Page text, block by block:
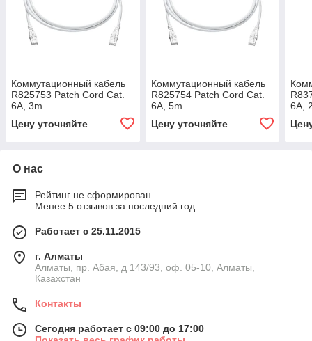
Коммутационный кабель
R825753 Patch Cord Cat.
6A, 3m
Цену уточняйте
Коммутационный кабель
R825754 Patch Cord Cat.
6A, 5m
Цену уточняйте
6A,
О нас
Рейтинг не сформирован
Менее 5 отзывов за последний год
Работает с 25.11.2015
г. Алматы
Алматы, пр. Абая, д 143/93, оф. 05-10, Алматы,
Казахстан
Контакты
Сегодня работает с 09:00 до 17:00